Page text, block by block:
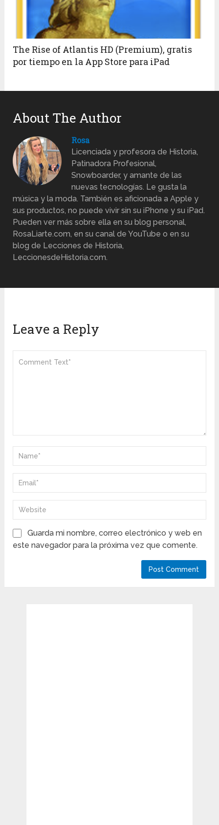
The Rise of Atlantis HD (Premium), gratis
por tiempo en la App Store para iPad
About The Author
Rosa
Licenciada y profesora de Historia,
Patinadora Profesional,
Snowboarder, y amante de las
nuevas tecnologías. Le gusta la
música y la moda. También es aficionada a Apple y
sus productos, no puede vivir sin su iPhone y su iPad.
Pueden ver más sobre ella en su blog personal,
RosaLiarte.com, en su canal de YouTube o en su
blog de Lecciones de Historia,
LeccionesdeHistoria.com.
Leave a Reply
Guarda mi nombre, correo electrónico y web en
este navegador para la próxima vez que comente.